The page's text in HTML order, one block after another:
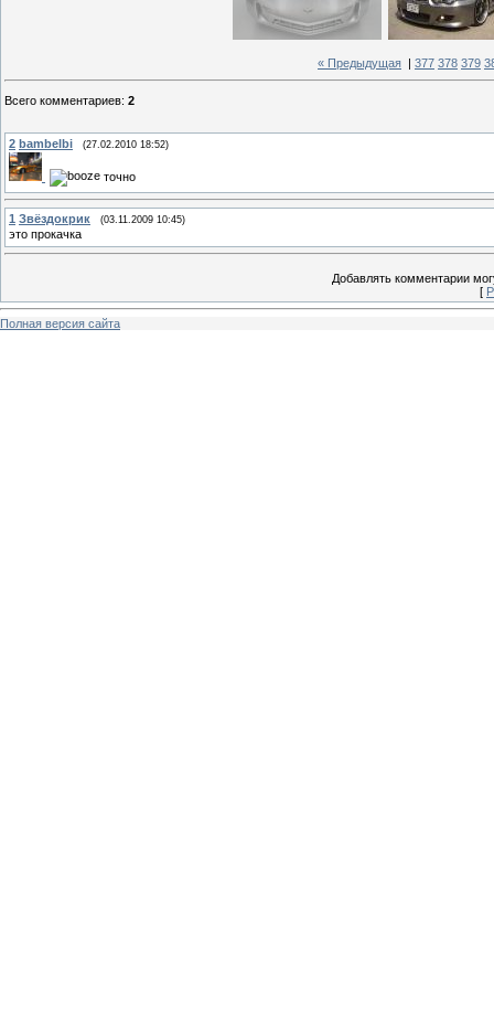
« Предыдущая 377 378 379
Всего комментариев: 2
2 bambelbi (27.02.2010 18:52)
точно
1 Звёздокрик (03.11.2009 10:45)
это прокачка
Добавлять комментарии
[
Полная версия сайта